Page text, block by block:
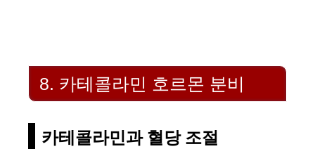
8. 카테콜라민 호르몬 분비
카테콜라민과 혈당 조절